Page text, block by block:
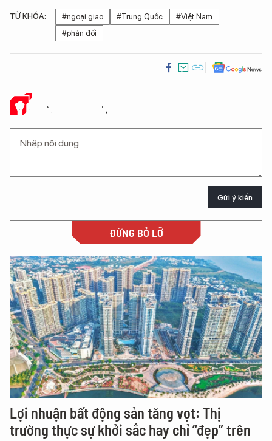
TỪ KHÓA: #ngoại giao #Trung Quốc
#Việt Nam
#phản đối
Ý KIẾN CỦA BẠN
Gửi ý kiến
ĐỪNG BỎ LỠ
Lợi nhuận bất động sản tăng vọt: Thị
trường thực sự khởi sắc hay chỉ “đẹp” trên